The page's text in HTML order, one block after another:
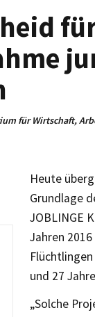
für Wirtschaft,
Heute
Grundlage
JOBLINGE
Jahren
und 27
„Solche